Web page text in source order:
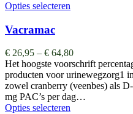
Opties selecteren
Vacramac
€ 26,95 – € 64,80
Het hoogste voorschrift
producten voor urinewegzorg1
zowel cranberry (veenbes) als
mg PAC’s per dag…
Opties selecteren